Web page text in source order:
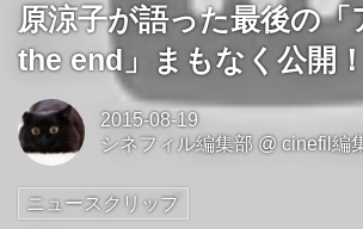
原涼子が語った最後の「
the end」まもなく公開！
2015-08-19
シネフィル編集部 @cinefil編
ニュースクリップ